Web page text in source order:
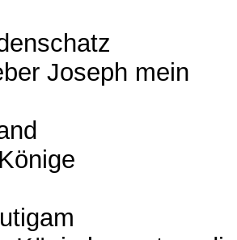
Joseph mein